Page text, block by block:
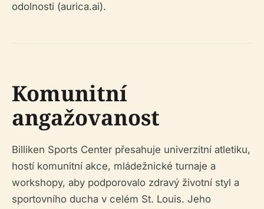
odolnosti (aurica.ai).
Komunitní
angažovanost
Billiken Sports Center přesahuje univerzitní atletiku,
hostí komunitní akce, mládežnické turnaje a
workshopy, aby podporovalo zdravý životní styl a
sportovního ducha v celém St. Louis. Jeho